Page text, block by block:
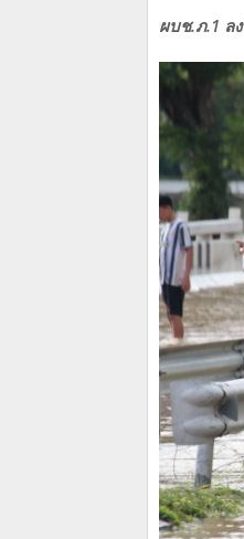
ผบช.ภ.1 ล